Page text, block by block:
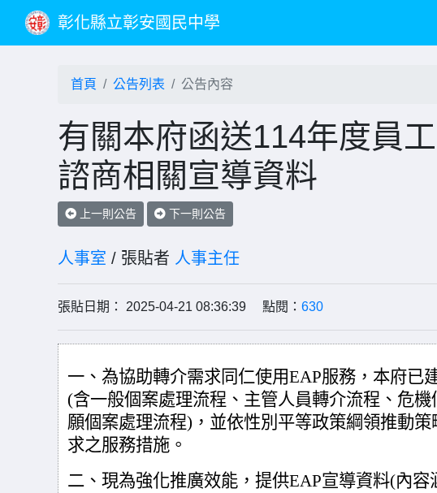
彰化縣立彰安國民中學
首頁 公告列表 公告內容
有關本府函送114年度員
諮商相關宣導資料
上一則公告 下一則公告
人事室 / 張貼者 人事主任
張貼日期： 2025-04-21 08:36:39 點閱： 630
一、為協助轉介需求同仁使用EAP服務，本府已
(含一般個案處理流程、主管人員轉介流程、危機
願個案處理流程)，並依性別平等政策綱領推動
求之服務措施。
二、現為強化推廣效能，提供EAP宣導資料(內容